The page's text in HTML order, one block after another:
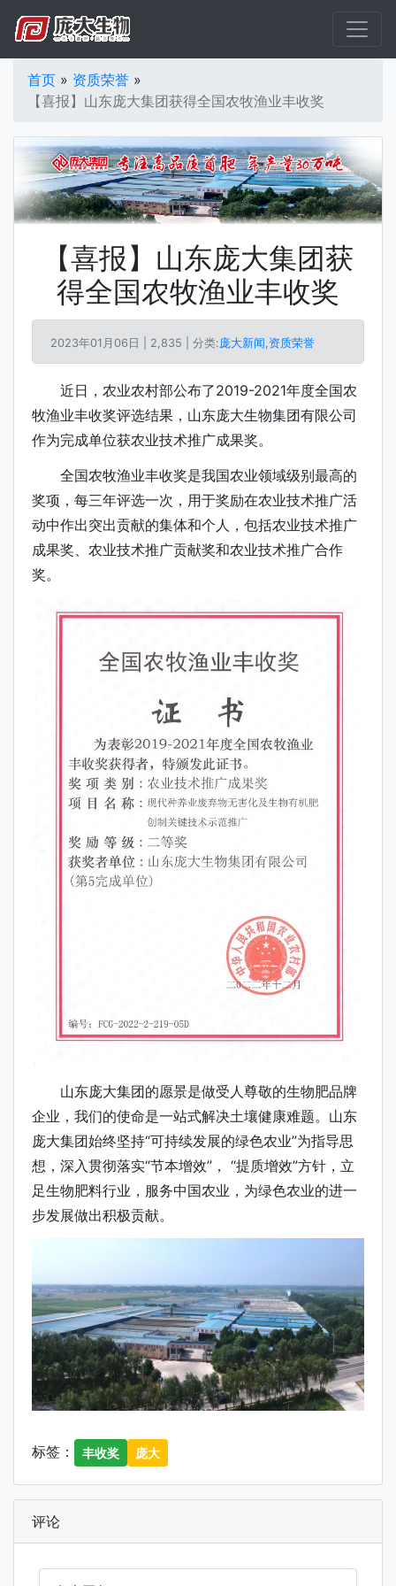
首页 » 资质荣誉 »
【喜报】山东庞大集团获得全国农牧渔业丰收奖
【喜报】山东庞大集团获
得全国农牧渔业丰收奖
2023年01月06日 | 2,835 | 分类:庞大新闻,资质荣誉
近日，农业农村部公布了2019-2021年度全国农
牧渔业丰收奖评选结果，山东庞大生物集团有限公司
作为完成单位获农业技术推广成果奖。
全国农牧渔业丰收奖是我国农业领域级别最高的
奖项，每三年评选一次，用于奖励在农业技术推广活
动中作出突出贡献的集体和个人，包括农业技术推广
成果奖、农业技术推广贡献奖和农业技术推广合作
奖。
山东庞大集团的愿景是做受人尊敬的生物肥品牌
企业，我们的使命是一站式解决土壤健康难题。山东
庞大集团始终坚持“可持续发展的绿色农业”为指导思
想，深入贯彻落实“节本增效”， “提质增效”方针，立
足生物肥料行业，服务中国农业，为绿色农业的进一
步发展做出积极贡献。
标签： 丰收奖 庞大
评论